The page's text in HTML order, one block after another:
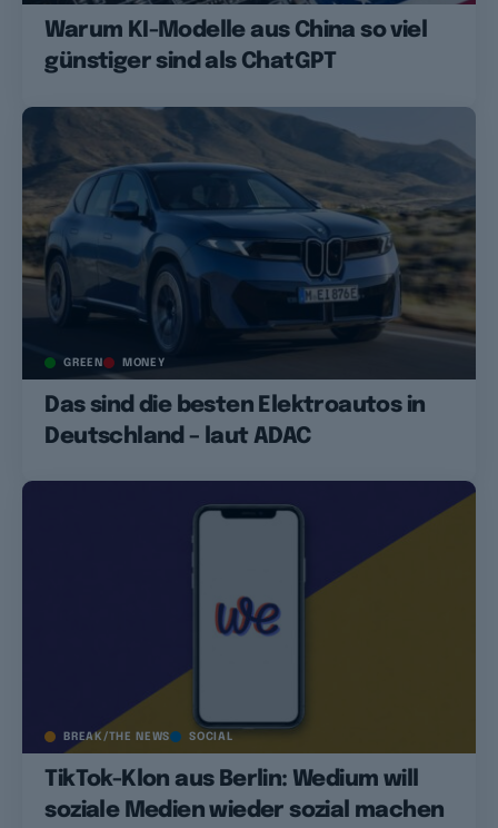
Warum KI-Modelle aus China so viel
günstiger sind als ChatGPT
GREEN MONEY
Das sind die besten Elektroautos in
Deutschland – laut ADAC
BREAK/THE NEWS SOCIAL
TikTok-Klon aus Berlin: Wedium will
soziale Medien wieder sozial machen